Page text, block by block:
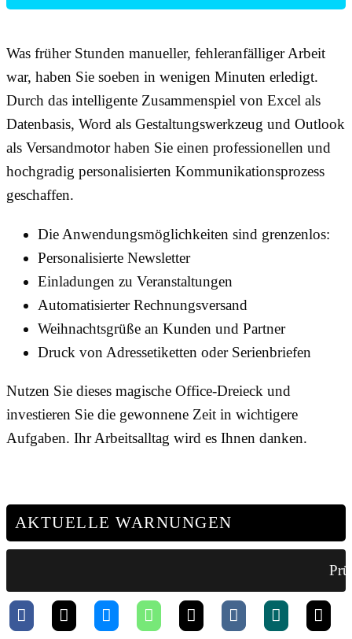
Was früher Stunden manueller, fehleranfälliger Arbeit
war, haben Sie soeben in wenigen Minuten erledigt.
Durch das intelligente Zusammenspiel von Excel als
Datenbasis, Word als Gestaltungswerkzeug und Outlook
als Versandmotor haben Sie einen professionellen und
hochgradig personalisierten Kommunikationsprozess
geschaffen.
Die Anwendungsmöglichkeiten sind grenzenlos:
Personalisierte Newsletter
Einladungen zu Veranstaltungen
Automatisierter Rechnungsversand
Weihnachtsgrüße an Kunden und Partner
Druck von Adressetiketten oder Serienbriefen
Nutzen Sie dieses magische Office-Dreieck und
investieren Sie die gewonnene Zeit in wichtigere
Aufgaben. Ihr Arbeitsalltag wird es Ihnen danken.
AKTUELLE WARNUNGEN